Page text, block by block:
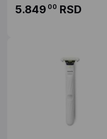
5.849 00 RSD